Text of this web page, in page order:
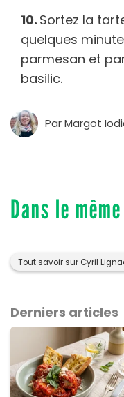
Sortez la
quelques
parmesan et
basilic.
ParMargot
Dans le
Tout savoir sur Cyril
Derniers articles